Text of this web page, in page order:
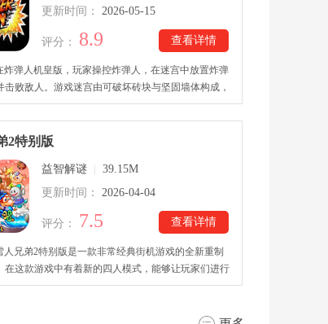
更新时间：
2026-05-15
查看详情
评分： 8.9
炸弹人机皇版，玩家操控炸弹人，在迷宫中放置炸弹
击败敌人。游戏迷宫由可破坏砖块与坚固墙体构成，
满策略。炸弹人机皇版下载里不同敌人拥有移动速度
差异，需要灵活应对。每个关卡逐步增加难度，考验
、反应与爆炸时机掌握。高清像素风格提升视觉效
2特别版
益智解谜
39.15M
更新时间：
2026-04-04
查看详情
评分： 7.5
人兄弟2特别版是一款非常经典街机游戏的全新重制
在这款游戏中有着新的四人模式，能够让玩家们进行
还可以支持跨平台联机哦。游戏中还有很多模式，比
原版还加入了更多全新内容，比如动态天气系统和